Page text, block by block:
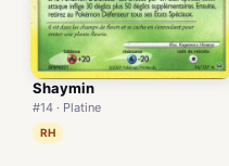
Shaymin
#14 · Platine
RH